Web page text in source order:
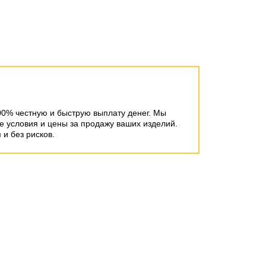
честную и быструю выплату денег. Мы
и цены за продажу ваших изделий.
без рисков.